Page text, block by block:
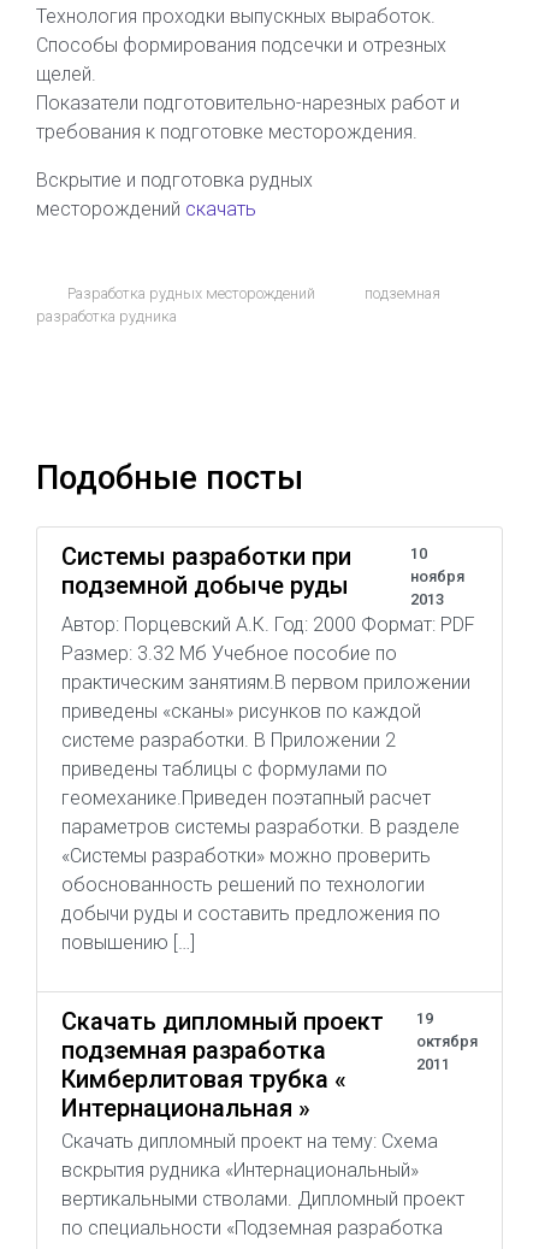
Технология проходки выпускных выработок.
Способы формирования подсечки и отрезных
щелей.
Показатели подготовительно-нарезных работ и
требования к подготовке месторождения.
Вскрытие и подготовка рудных
месторождений скачать
Разработка рудных месторождений
подземная
разработка рудника
Подобные посты
Системы разработки при
подземной добыче руды
10
ноября
2013
Автор: Порцевский А.К. Год: 2000 Формат: PDF
Размер: 3.32 Мб Учебное пособие по
практическим занятиям.В первом приложении
приведены «сканы» рисунков по каждой
системе разработки. В Приложении 2
приведены таблицы с формулами по
геомеханике.Приведен поэтапный расчет
параметров системы разработки. В разделе
«Системы разработки» можно проверить
обоснованность решений по технологии
добычи руды и составить предложения по
повышению […]
Скачать дипломный проект
подземная разработка
Кимберлитовая трубка «
Интернациональная »
19
октября
2011
Скачать дипломный проект на тему: Схема
вскрытия рудника «Интернациональный»
вертикальными стволами. Дипломный проект
по специальности «Подземная разработка